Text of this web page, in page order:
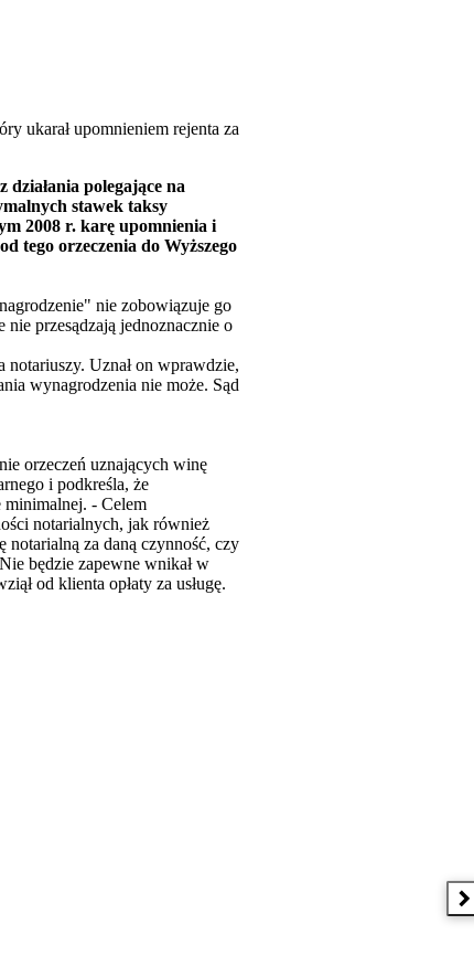
ukarał upomnieniem rejenta za
polegające na
stawek taksy
2008 r. karę upomnienia i
tego orzeczenia do Wyższego
nie zobowiązuje go
przesądzają jednoznacznie o
notariuszy. Uznał on wprawdzie,
wynagrodzenia nie może. Sąd
orzeczeń uznających winę
i podkreśla, że
minimalnej. - Celem
notarialnych, jak również
za daną czynność, czy
będzie zapewne wnikał w
od klienta opłaty za usługę.